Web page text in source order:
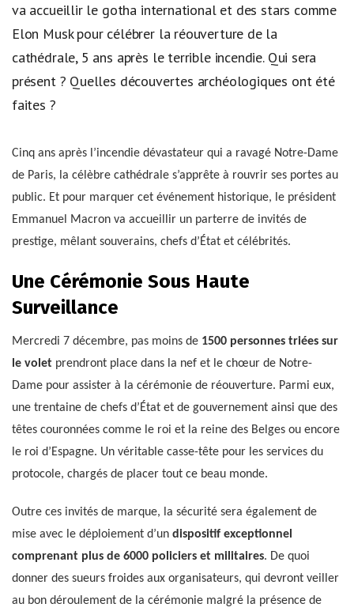
va accueillir le gotha international et des stars comme
Elon Musk pour célébrer la réouverture de la
cathédrale, 5 ans après le terrible incendie. Qui sera
présent ? Quelles découvertes archéologiques ont été
faites ?
Cinq ans après l’incendie dévastateur qui a ravagé Notre-Dame
de Paris, la célèbre cathédrale s’apprête à rouvrir ses portes au
public. Et pour marquer cet événement historique, le président
Emmanuel Macron va accueillir un parterre de invités de
prestige, mêlant souverains, chefs d’État et célébrités.
Une Cérémonie Sous Haute
Surveillance
Mercredi 7 décembre, pas moins de 1500 personnes triées sur
le volet prendront place dans la nef et le chœur de Notre-
Dame pour assister à la cérémonie de réouverture. Parmi eux,
une trentaine de chefs d’État et de gouvernement ainsi que des
têtes couronnées comme le roi et la reine des Belges ou encore
le roi d’Espagne. Un véritable casse-tête pour les services du
protocole, chargés de placer tout ce beau monde.
Outre ces invités de marque, la sécurité sera également de
mise avec le déploiement d’un dispositif exceptionnel
comprenant plus de 6000 policiers et militaires. De quoi
donner des sueurs froides aux organisateurs, qui devront veiller
au bon déroulement de la cérémonie malgré la présence de